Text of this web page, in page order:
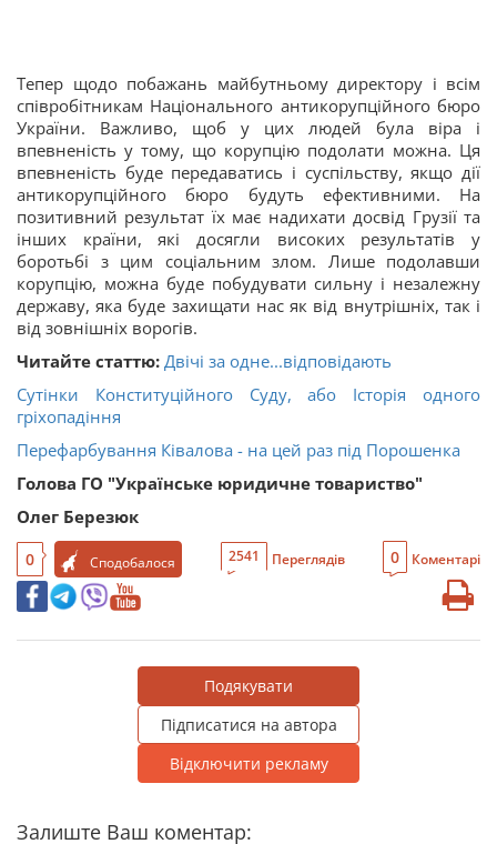
Тепер щодо побажань майбутньому директору і всім
співробітникам Національного антикорупційного бюро
України. Важливо, щоб у цих людей була віра і
впевненість у тому, що корупцію подолати можна. Ця
впевненість буде передаватись і суспільству, якщо дії
антикорупційного бюро будуть ефективними. На
позитивний результат їх має надихати досвід Грузії та
інших країни, які досягли високих результатів у
боротьбі з цим соціальним злом. Лише подолавши
корупцію, можна буде побудувати сильну і незалежну
державу, яка буде захищати нас як від внутрішніх, так і
від зовнішніх ворогів.
Читайте статтю: Двічі за одне...відповідають
Сутінки Конституційного Суду, або Історія одного
гріхопадіння
Перефарбування Ківалова - на цей раз під Порошенка
Голова ГО "Українське юридичне товариство"
Олег Березюк
0 Сподобалося 2541 Переглядів 0 Коментарі
Подякувати
Підписатися на автора
Відключити рекламу
Залиште Ваш коментар: